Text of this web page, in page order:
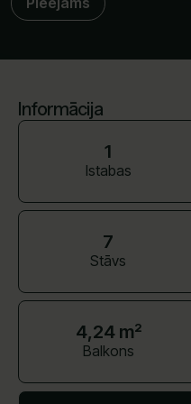
Informācija
1
Istabas
7
Stāvs
4,24 m²
Balkons